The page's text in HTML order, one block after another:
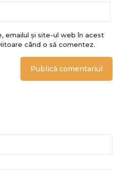
emailul și site-ul web în acest
când o să comentez.